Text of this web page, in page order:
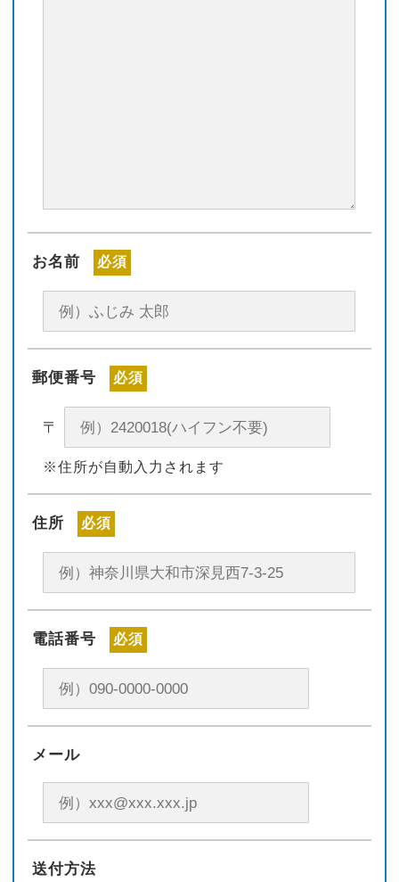
お名前 必須
郵便番号 必須
〒
※住所が自動入力されます
住所 必須
電話番号 必須
メール
送付方法